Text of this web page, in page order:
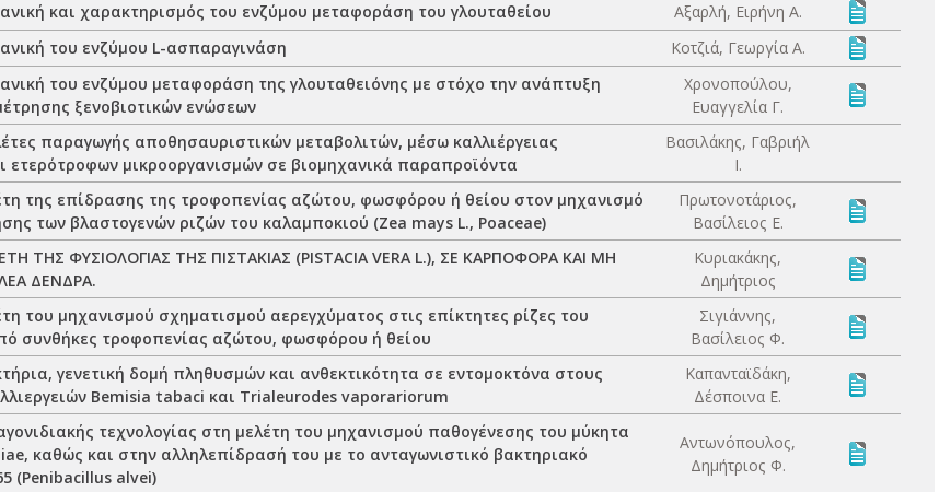
και χαρακτηρισμός του ενζύμου μεταφοράση του γλουταθείου
Αξαρλή, Ειρήνη Α.
του ενζύμου L-ασπαραγινάση Κοτζιά, Γεωργία Α.
του ενζύμου μεταφοράση της γλουταθειόνης με στόχο την ανάπτυξη
ξενοβιοτικών ενώσεων
Χρονοπούλου,
Ευαγγελία Γ.
παραγωγής αποθησαυριστικών μεταβολιτών, μέσω καλλιέργειας
ετερότροφων μικροοργανισμών σε βιομηχανικά παραπροϊόντα
Βασιλάκης, Γαβριήλ
Ι.
της επίδρασης της τροφοπενίας αζώτου, φωσφόρου ή θείου στον μηχανισμό
των βλαστογενών ριζών του καλαμποκιού (Zea mays L., Poaceae)
Πρωτονοτάριος,
Βασίλειος Ε.
ΤΗΣ ΦΥΣΙΟΛΟΓΙΑΣ ΤΗΣ ΠΙΣΤΑΚΙΑΣ (PISTACIA VERA L.), ΣΕ ΚΑΡΠΟΦΟΡΑ ΚΑΙ ΜΗ
ΔΕΝΔΡΑ.
Κυριακάκης,
Δημήτριος
του μηχανισμού σχηματισμού αερεγχύματος στις επίκτητες ρίζες του
συνθήκες τροφοπενίας αζώτου, φωσφόρου ή θείου
Σιγιάννης,
Βασίλειος Φ.
γενετική δομή πληθυσμών και ανθεκτικότητα σε εντομοκτόνα στους
Bemisia tabaci και Trialeurodes vaporariorum
Καπανταϊδάκη,
Δέσποινα Ε.
τεχνολογίας στη μελέτη του μηχανισμού παθογένεσης του μύκητα
καθώς και στην αλληλεπίδρασή του με το ανταγωνιστικό βακτηριακό
(Penibacillus alvei)
Αντωνόπουλος,
Δημήτριος Φ.